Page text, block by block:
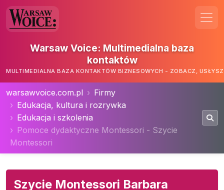
Warsaw Voice: Multimedialna baza
kontaktów
MULTIMEDIALNA BAZA KONTAKTÓW BIZNESOWYCH - ZOBACZ,
warsawvoice.com.pl
Firmy
Edukacja, kultura i rozrywka
Edukacja i szkolenia
Pomoce dydaktyczne Montessori - Szycie
Montessori
Szycie Montessori Barbara